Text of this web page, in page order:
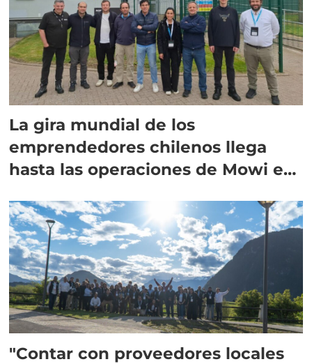
La gira mundial de los
emprendedores chilenos llega
hasta las operaciones de Mowi en
"Contar con proveedores locales